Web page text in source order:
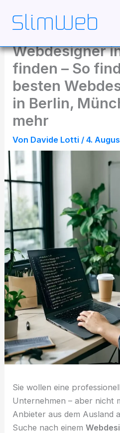
Inhalt
springen
Webdesigner
finden – So
besten
in Berlin,
mehr
Von Davide Lotti /4.
Sie wollen eine
Unternehmen – aber nicht
Anbieter aus dem Ausland
Suche nach einem